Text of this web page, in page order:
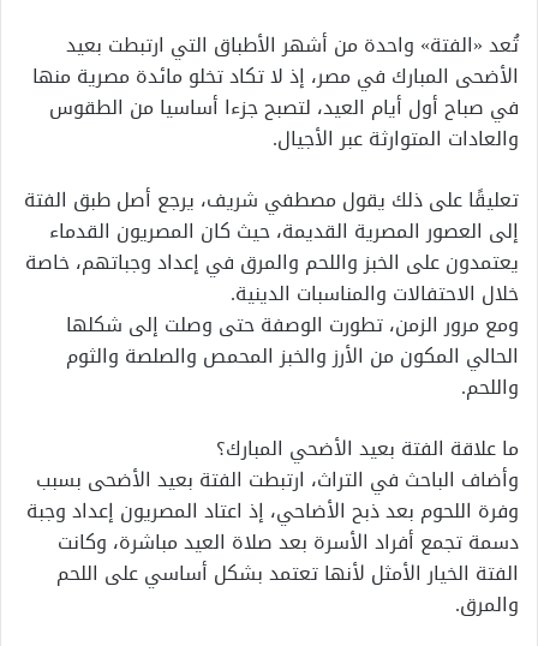
تُعد «الفتة» واحدة من أشهر الأطباق التي ارتبطت بعيد
الأضحى المبارك في مصر، إذ لا تكاد تخلو مائدة مصرية منها
في صباح أول أيام العيد، لتصبح جزءا أساسيا من الطقوس
والعادات المتوارثة عبر الأجيال.
تعليقًا على ذلك يقول مصطفي شريف، يرجع أصل طبق الفتة
إلى العصور المصرية القديمة، حيث كان المصريون القدماء
يعتمدون على الخبز واللحم والمرق في إعداد وجباتهم، خاصة
خلال الاحتفالات والمناسبات الدينية.
ومع مرور الزمن، تطورت الوصفة حتى وصلت إلى شكلها
الحالي المكون من الأرز والخبز المحمص والصلصة والثوم
واللحم.
ما علاقة الفتة بعيد الأضحي المبارك؟
وأضاف الباحث في التراث، ارتبطت الفتة بعيد الأضحى بسبب
وفرة اللحوم بعد ذبح الأضاحي، إذ اعتاد المصريون إعداد وجبة
دسمة تجمع أفراد الأسرة بعد صلاة العيد مباشرة، وكانت
الفتة الخيار الأمثل لأنها تعتمد بشكل أساسي على اللحم
والمرق.